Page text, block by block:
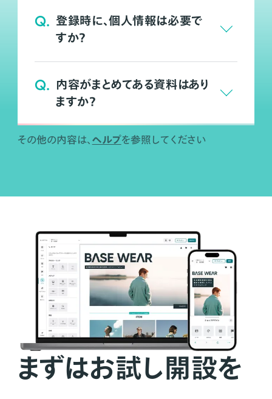
Q. 登録時に、個人情報は必要で
すか？
Q. 内容がまとめてある資料はあり
ますか？
その他の内容は、 ヘルプを参照してください
まずはお試し開設を